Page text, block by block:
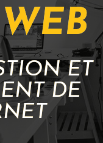
ET
DE